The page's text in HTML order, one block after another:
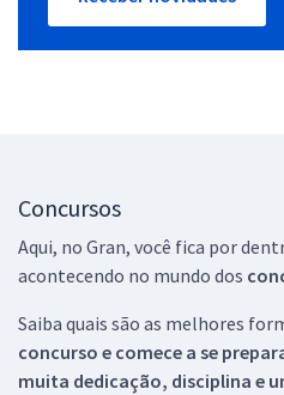
Concursos
Aqui, no Gran, você fica por
acontecendo no mundo dos
Saiba quais são as melhores
concurso e comece a se
muita dedicação, disciplina e